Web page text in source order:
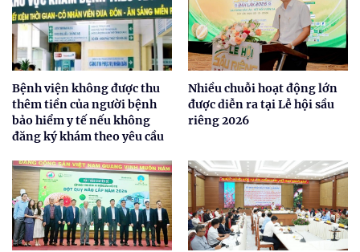
Bệnh viện không được thu
thêm tiền của người bệnh
bảo hiểm y tế nếu không
đăng ký khám theo yêu cầu
Nhiều chuỗi hoạt động lớn
được diễn ra tại Lễ hội sầu
riêng 2026